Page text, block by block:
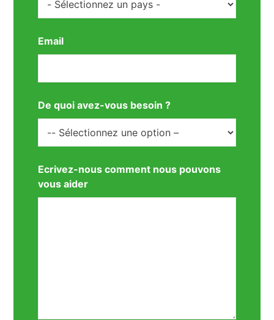
Email
De quoi avez-vous besoin ?
Ecrivez-nous comment nous pouvons
vous aider